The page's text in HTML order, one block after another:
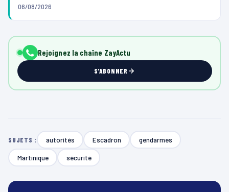
06/08/2026
Rejoignez la chaîne ZayActu
S'ABONNER
SUJETS : autorités Escadron gendarmes
Martinique sécurité